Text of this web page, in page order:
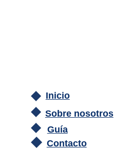
Inicio
Guía
Contacto
Sobre nosotros